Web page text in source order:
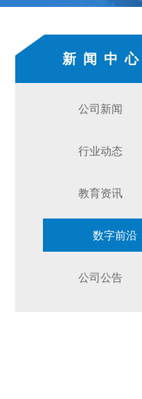
新闻中心
公司新闻
行业动态
教育资讯
数字前沿
公司公告